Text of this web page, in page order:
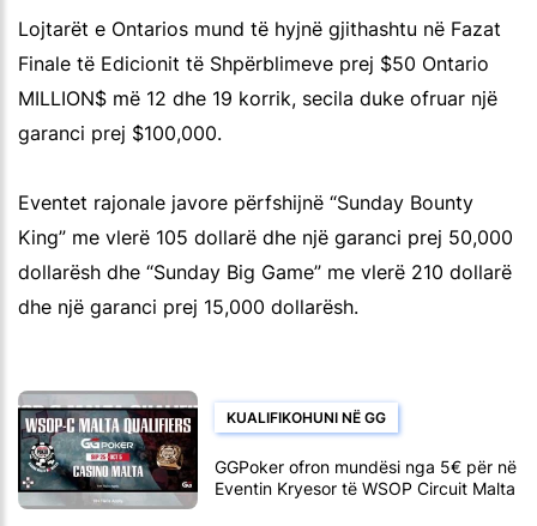
Lojtarët e Ontarios mund të hyjnë gjithashtu në Fazat
Finale të Edicionit të Shpërblimeve prej $50 Ontario
MILLION$ më 12 dhe 19 korrik, secila duke ofruar një
garanci prej $100,000.
Eventet rajonale javore përfshijnë “Sunday Bounty
King” me vlerë 105 dollarë dhe një garanci prej 50,000
dollarësh dhe “Sunday Big Game” me vlerë 210 dollarë
dhe një garanci prej 15,000 dollarësh.
KUALIFIKOHUNI NË GG
GGPoker ofron mundësi nga 5€ për në
Eventin Kryesor të WSOP Circuit Malta